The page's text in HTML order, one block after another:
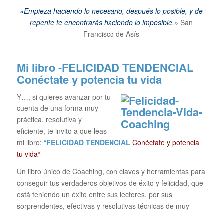
«Empieza haciendo lo necesario, después lo posible, y de
repente te encontrarás haciendo lo imposible.» San
Francisco de Asís
Mi libro -FELICIDAD TENDENCIAL
Conéctate y potencia tu vida
Y…, si quieres avanzar por tu
cuenta de una forma muy
práctica, resolutiva y
eficiente, te invito a que leas
mi libro: “FELICIDAD TENDENCIAL Conéctate y potencia
tu vida“
Un libro único de Coaching, con claves y herramientas para
conseguir tus verdaderos objetivos de éxito y felicidad, que
está teniendo un éxito entre sus lectores, por sus
sorprendentes, efectivas y resolutivas técnicas de muy